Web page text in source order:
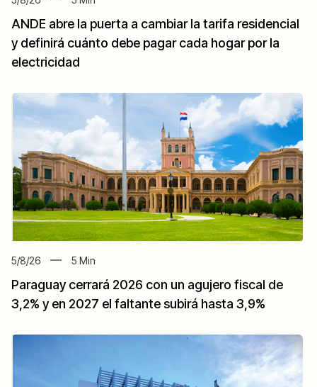
ANDE abre la puerta a cambiar la tarifa residencial
y definirá cuánto debe pagar cada hogar por la
electricidad
5/8/26 5 Min
Paraguay cerrará 2026 con un agujero fiscal de
3,2% y en 2027 el faltante subirá hasta 3,9%